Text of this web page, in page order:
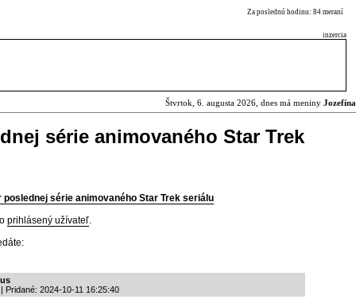
Za poslednú hodinu: 84 meraní
inzercia
Štvrtok, 6. augusta 2026, dnes má meniny Jozefína
série animovaného Star Trek
poslednej série animovaného Star Trek seriálu
prihlásený užívateľ.
Pridané: 2024-10-11 16:25:40